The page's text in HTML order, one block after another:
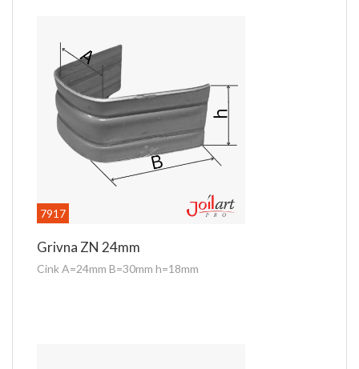
7917
Grivna ZN 24mm
Cink A=24mm B=30mm h=18mm